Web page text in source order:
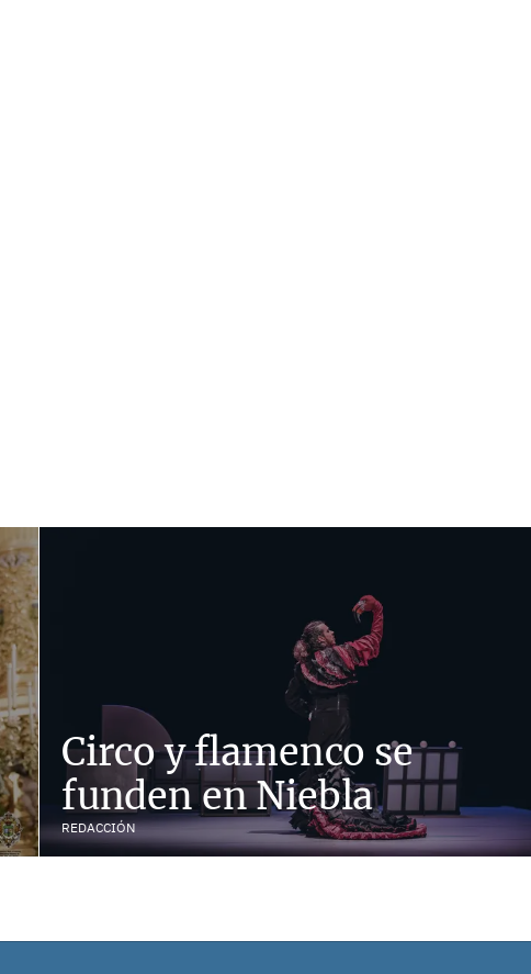
Circo y flamenco se
funden en Niebla
REDACCIÓN